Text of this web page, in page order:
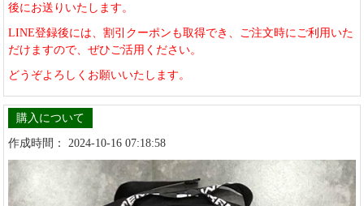
後にお送りいたします。
LINE登録後には、割引クーポンも取得でき、ご注文時にご利用いた
だけますので、ぜひご活用ください。
どうぞよろしくお願いいたします。
購入について
作成時間： 2024-10-16 07:18:58